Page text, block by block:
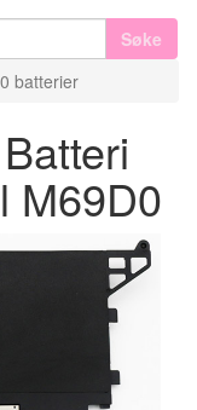
Søke
batterier
M69D0